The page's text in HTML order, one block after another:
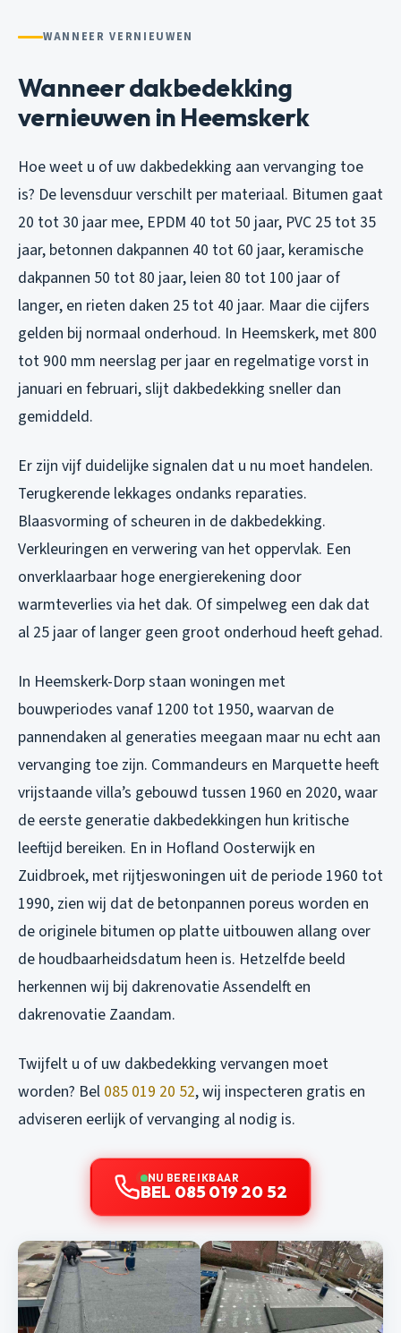
WANNEER VERNIEUWEN
Wanneer dakbedekking
vernieuwen in Heemskerk
Hoe weet u of uw dakbedekking aan vervanging toe
is? De levensduur verschilt per materiaal. Bitumen gaat
20 tot 30 jaar mee, EPDM 40 tot 50 jaar, PVC 25 tot 35
jaar, betonnen dakpannen 40 tot 60 jaar, keramische
dakpannen 50 tot 80 jaar, leien 80 tot 100 jaar of
langer, en rieten daken 25 tot 40 jaar. Maar die cijfers
gelden bij normaal onderhoud. In Heemskerk, met 800
tot 900 mm neerslag per jaar en regelmatige vorst in
januari en februari, slijt dakbedekking sneller dan
gemiddeld.
Er zijn vijf duidelijke signalen dat u nu moet handelen.
Terugkerende lekkages ondanks reparaties.
Blaasvorming of scheuren in de dakbedekking.
Verkleuringen en verwering van het oppervlak. Een
onverklaarbaar hoge energierekening door
warmteverlies via het dak. Of simpelweg een dak dat
al 25 jaar of langer geen groot onderhoud heeft gehad.
In Heemskerk-Dorp staan woningen met
bouwperiodes vanaf 1200 tot 1950, waarvan de
pannendaken al generaties meegaan maar nu echt aan
vervanging toe zijn. Commandeurs en Marquette heeft
vrijstaande villa’s gebouwd tussen 1960 en 2020, waar
de eerste generatie dakbedekkingen hun kritische
leeftijd bereiken. En in Hofland Oosterwijk en
Zuidbroek, met rijtjeswoningen uit de periode 1960 tot
1990, zien wij dat de betonpannen poreus worden en
de originele bitumen op platte uitbouwen allang over
de houdbaarheidsdatum heen is. Hetzelfde beeld
herkennen wij bij dakrenovatie Assendelft en
dakrenovatie Zaandam.
Twijfelt u of uw dakbedekking vervangen moet
worden? Bel 085 019 20 52, wij inspecteren gratis en
adviseren eerlijk of vervanging al nodig is.
NU BEREIKBAAR
BEL 085 019 20 52